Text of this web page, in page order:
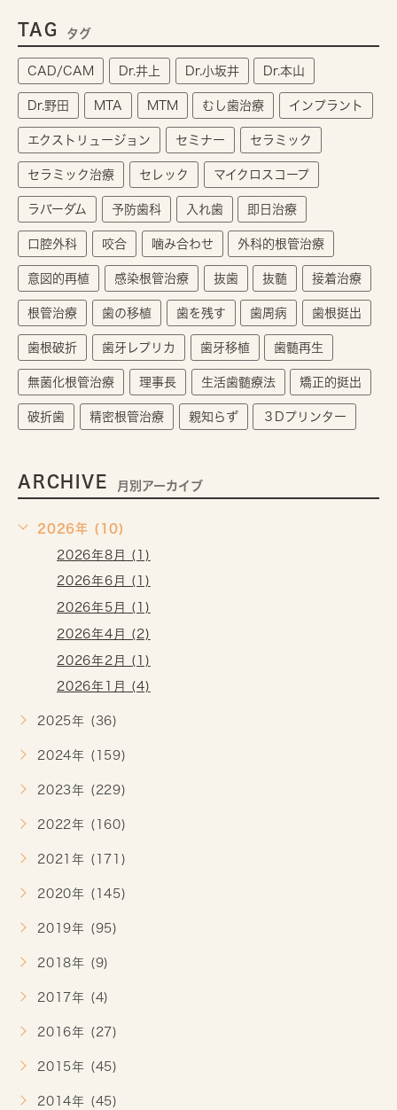
TAG タグ
CAD/CAM Dr.井上 Dr.小坂井 Dr.本山
Dr.野田 MTA MTM むし歯治療 インプラント
エクストリュージョン セミナー セラミック
セラミック治療 セレック マイクロスコープ
ラバーダム 予防歯科 入れ歯 即日治療
口腔外科 咬合 噛み合わせ 外科的根管治療
意図的再植 感染根管治療 抜歯 抜髄 接着治療
根管治療 歯の移植 歯を残す 歯周病 歯根挺出
歯根破折 歯牙レプリカ 歯牙移植 歯髄再生
無菌化根管治療 理事長 生活歯髄療法 矯正的挺出
破折歯 精密根管治療 親知らず ３Dプリンター
ARCHIVE 月別アーカイブ
2026年 (10)
2026年8月 (1)
2026年6月 (1)
2026年5月 (1)
2026年4月 (2)
2026年2月 (1)
2026年1月 (4)
2025年 (36)
2024年 (159)
2023年 (229)
2022年 (160)
2021年 (171)
2020年 (145)
2019年 (95)
2018年 (9)
2017年 (4)
2016年 (27)
2015年 (45)
2014年 (45)